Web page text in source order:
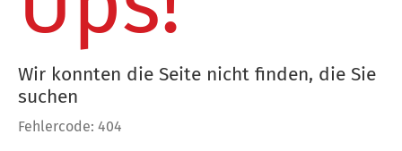
Wir konnten die Seite nicht finden, die Sie
suchen
Fehlercode: 404